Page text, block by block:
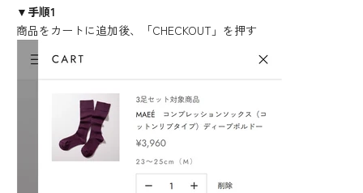
▼手順1
商品をカートに追加後、「CHECKOUT」を押す